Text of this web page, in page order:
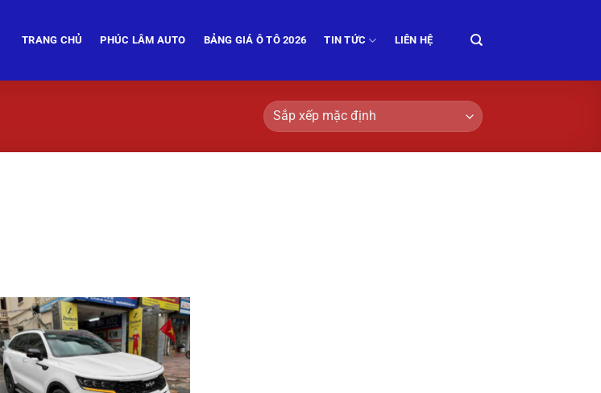
TRANG CHỦ PHÚC LÂM AUTO BẢNG GIÁ Ô TÔ 2026 TIN TỨC LIÊN HỆ